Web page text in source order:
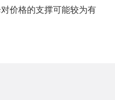
价格的支撑可能较为有